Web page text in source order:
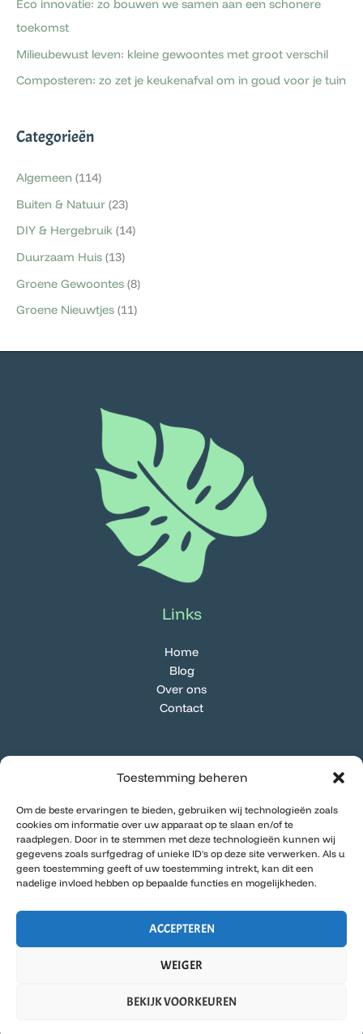
Toestemming beheren
Om de beste ervaringen te bieden, gebruiken wij technologieën zoals
cookies om informatie over uw apparaat op te slaan en/of te
raadplegen. Door in te stemmen met deze technologieën kunnen wij
gegevens zoals surfgedrag of unieke ID's op deze site verwerken. Als u
geen toestemming geeft of uw toestemming intrekt, kan dit een
nadelige invloed hebben op bepaalde functies en mogelijkheden.
ACCEPTEREN
WEIGER
BEKIJK VOORKEUREN
Eco innovatie: zo bouwen we samen aan een schonere
toekomst
Milieubewust leven: kleine gewoontes met groot verschil
Composteren: zo zet je keukenafval om in goud voor je tuin
Categorieën
Algemeen (114)
Buiten & Natuur (23)
DIY & Hergebruik (14)
Duurzaam Huis (13)
Groene Gewoontes (8)
Groene Nieuwtjes (11)
Links
Home
Blog
Over ons
Contact
Categorieën
Buiten & Natuur
DIY & Hergebruik
Duurzaam Huis
Groene Gewoontes
Groene Nieuwtjes
COPYRIGHT © 2026 | DANIELLE DUURZAAM